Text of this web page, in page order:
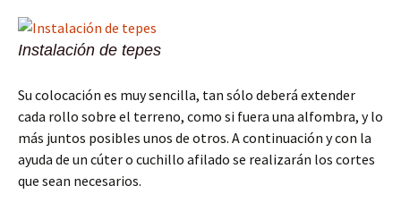
Instalación de tepes
Su colocación es muy sencilla, tan sólo deberá extender
cada rollo sobre el terreno, como si fuera una alfombra, y lo
más juntos posibles unos de otros. A continuación y con la
ayuda de un cúter o cuchillo afilado se realizarán los cortes
que sean necesarios.